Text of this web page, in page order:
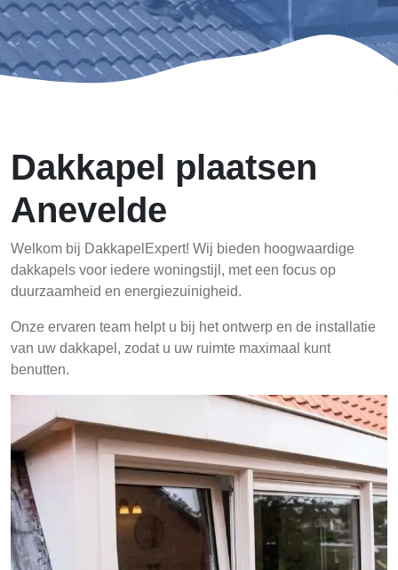
Dakkapel plaatsen
Anevelde
Welkom bij DakkapelExpert! Wij bieden hoogwaardige
dakkapels voor iedere woningstijl, met een focus op
duurzaamheid en energiezuinigheid.
Onze ervaren team helpt u bij het ontwerp en de installatie
van uw dakkapel, zodat u uw ruimte maximaal kunt
benutten.